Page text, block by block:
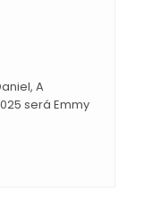
A
será Emmy